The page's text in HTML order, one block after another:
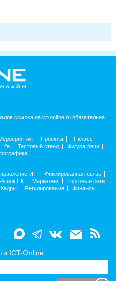
ссылка на ict-online.ru обязательна
Проекты
IT класс
Life Тестовый стенд
Фигура речи
ИТ
Фиксированная связь
ПК Маркетинг
Торговые сети
Кадры Регулирование
Финансы
ICT-Online